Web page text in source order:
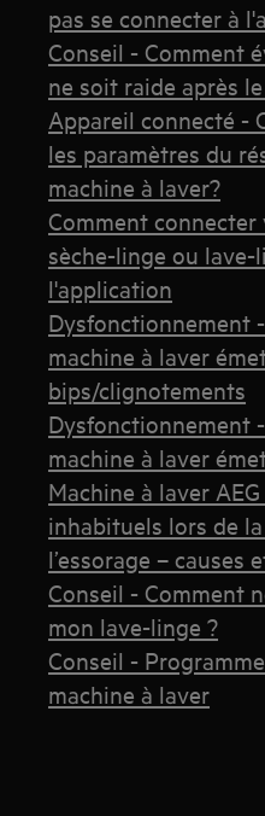
pas se connecter à
Conseil - Comment
ne soit raide après
Appareil connecté -
les paramètres du
machine à laver?
Comment connecter
sèche-linge ou lave-
l'application
Dysfonctionnement
machine à laver
bips/clignotements
Dysfonctionnement
machine à laver
Machine à laver
inhabituels lors de
l’essorage – causes
Conseil - Comment
mon lave-linge ?
Conseil -
machine à laver